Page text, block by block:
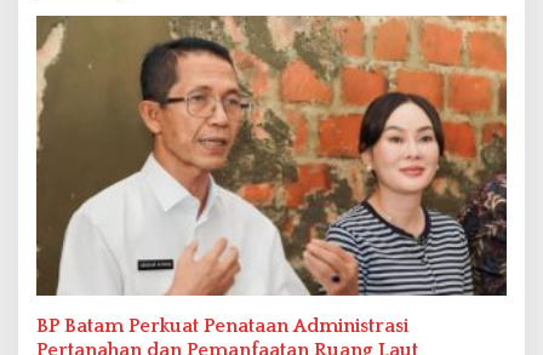
BP Batam Perkuat Penataan Administrasi
Pertanahan dan Pemanfaatan Ruang Laut